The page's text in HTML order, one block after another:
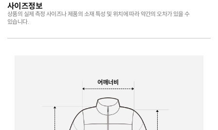
사이즈정보
상품의 실제 측정 사이즈나 제품의 소재 특성 및 위치에 따라 약간의 오차가 있을 수
있습니다.